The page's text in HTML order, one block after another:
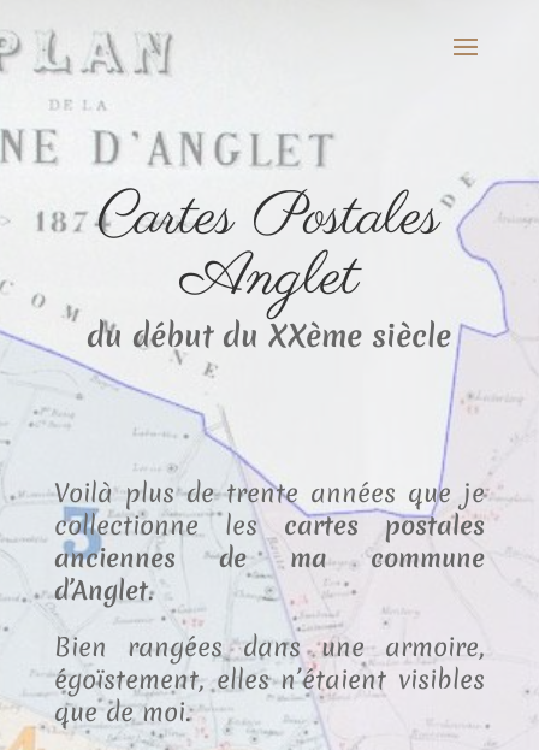
Cartes Postales
Anglet
du début du XXème siècle
Voilà plus de trente années que je
collectionne les cartes postales
anciennes de ma commune
d’Anglet.
Bien rangées dans une armoire,
égoïstement, elles n’étaient visibles
que de moi.